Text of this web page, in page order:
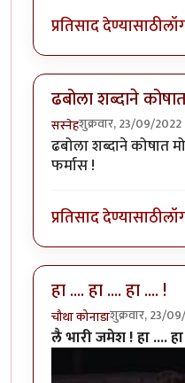
प्रतिसाद देण्यासाठी
ढबोला शब्दाने
सस्नेहशुक्रवार, 23/09/
ढबोला शब्दाने कोषात
फर्मास !
प्रतिसाद देण्यासाठी
हा .... हा .... हा .... !
चौथा कोनाडाशुक्रवार, 23/
लै भारी जमेश !हा ....